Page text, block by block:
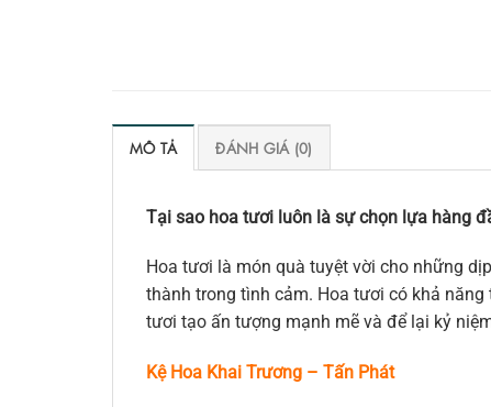
MÔ TẢ ĐÁNH GIÁ (0)
Tại sao hoa tươi luôn là sự chọn lựa hàng
Hoa tươi là món quà tuyệt vời cho những
thành trong tình cảm. Hoa tươi có khả
tươi tạo ấn tượng mạnh mẽ và để lại kỷ
Kệ Hoa Khai Trương – Tấn Phát